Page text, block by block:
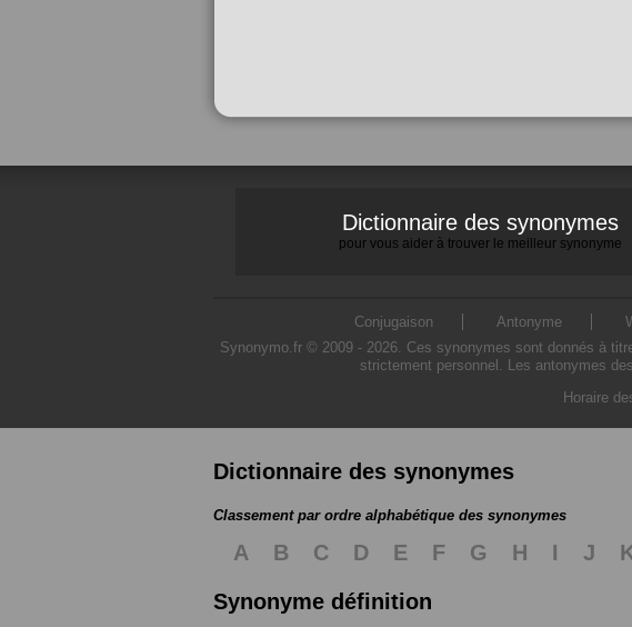
Dictionnaire des synonymes
pour vous aider à trouver le meilleur synonyme
Conjugaison Antonyme
Synonymo.fr © 2009 - 2026. Ces synonymes sont donnés à
strictement personnel. Les antonymes
Horaire
Dictionnaire des synonymes
Classement par ordre alphabétique des synonymes
A B C D E F G H I J
Synonyme définition